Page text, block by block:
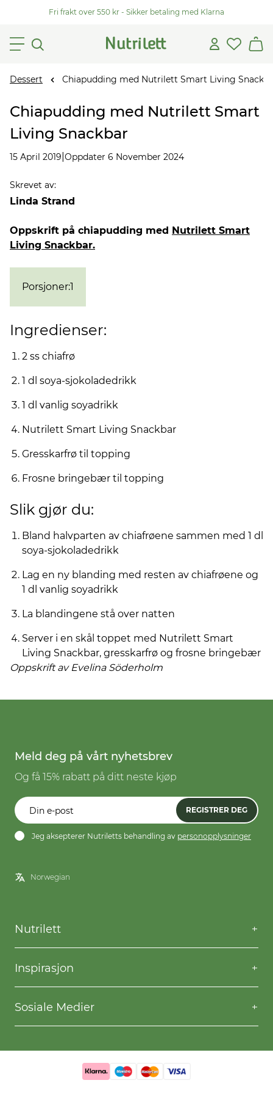
Fri frakt over 550 kr - Sikker betaling med Klarna
Dessert Chiapudding med Nutrilett Smart Living
Chiapudding med Nutrilett Smart
Living Snackbar
15 April 2019 Oppdater 6 November 2024
Skrevet av:
Linda Strand
Oppskrift på chiapudding med Nutrilett Smart
Living Snackbar.
Porsjoner:1
Ingredienser:
2 ss chiafrø
1 dl soya-sjokoladedrikk
1 dl vanlig soyadrikk
Nutrilett Smart Living Snackbar
Gresskarfrø til topping
Frosne bringebær til topping
Slik gjør du:
Bland halvparten av chiafrøene sammen med 1 dl
soya-sjokoladedrikk
Lag en ny blanding med resten av chiafrøene og
1 dl vanlig soyadrikk
La blandingene stå over natten
Server i en skål toppet med Nutrilett Smart
Living Snackbar, gresskarfrø og frosne bringebær
Oppskrift av Evelina Söderholm
Meld deg på vårt nyhetsbrev
Og få 15% rabatt på ditt neste kjøp
REGISTRER DEG
Jeg aksepterer Nutriletts behandling av personopplysninger
Nutrilett
Kontakt oss
Spørsmål og svar
Frakt og levering
Kjøpsbetingelser
Inspirasjon
Willpower
Oppskrifter
Gå ned i vekt
Sosiale Medier
Facebook